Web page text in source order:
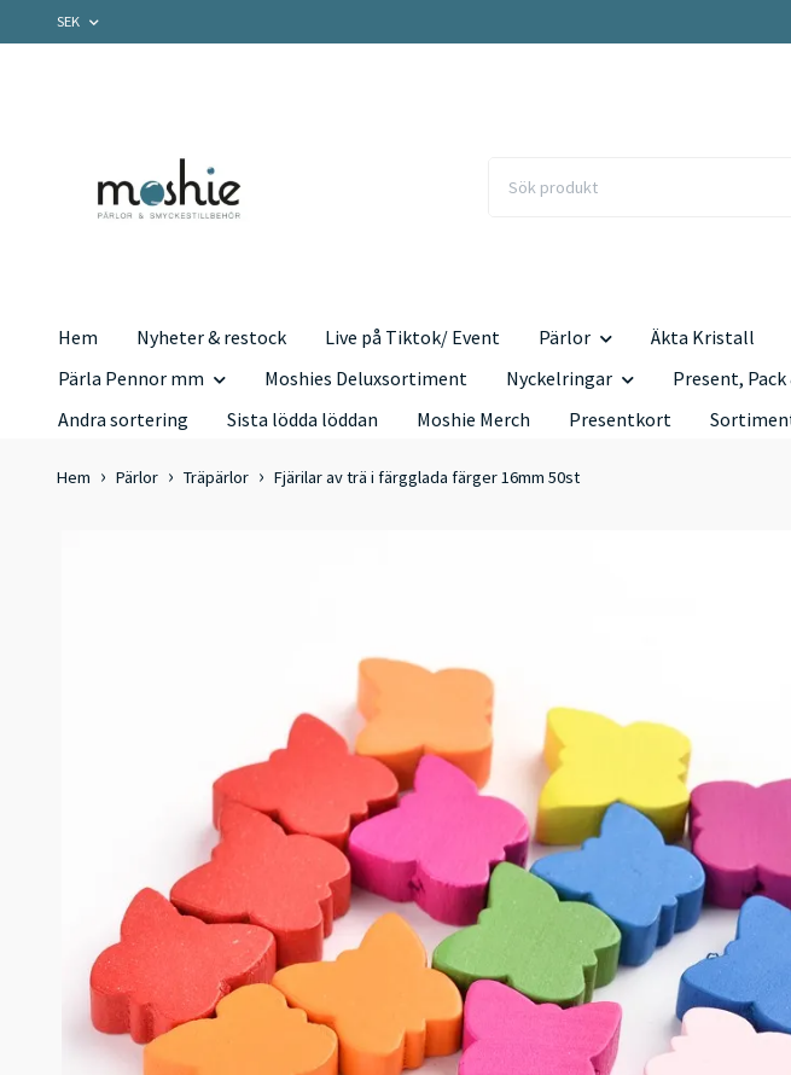
SEK
Hem Nyheter & restock Live på Tiktok/ Event Pärlor Äkta Kristall
Pärla Pennor mm
Moshies Deluxsortiment Nyckelringar Present, Pack
Andra sortering
Sista lödda löddan Moshie Merch Presentkort
Hem Pärlor Träpärlor Fjärilar av trä i färgglada färger 16mm 50st